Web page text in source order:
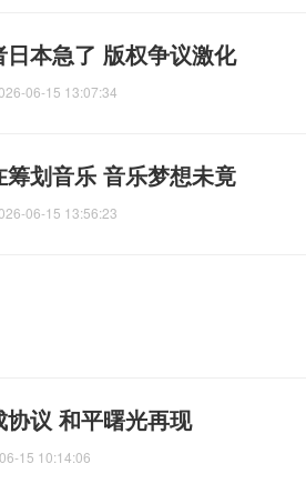
本急了 版权争议激化
06-15 13:07:34
划音乐 音乐梦想未竟
06-15 13:56:23
议 和平曙光再现
15 10:14:06